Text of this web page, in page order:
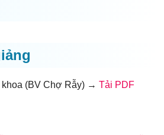
khoa (BV Chợ Rẫy) → Tải PDF